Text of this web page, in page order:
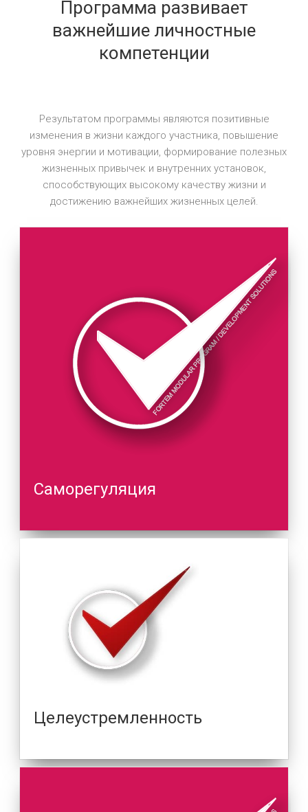
Программа развивает
важнейшие личностные
компетенции
Результатом программы являются позитивные
изменения в жизни каждого участника, повышение
уровня энергии и мотивации, формирование полезных
жизненных привычек и внутренних установок,
способствующих высокому качеству жизни и
достижению важнейших жизненных целей.
Саморегуляция
Целеустремленность